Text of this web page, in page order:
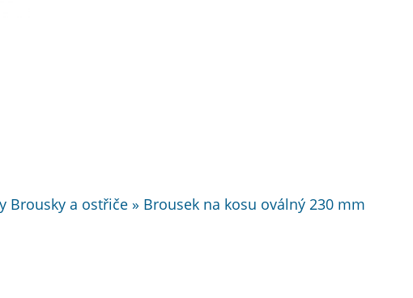
Brousky a ostřiče » Brousek na kosu oválný 230 mm